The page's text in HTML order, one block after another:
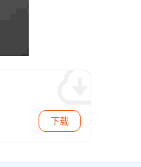
下载